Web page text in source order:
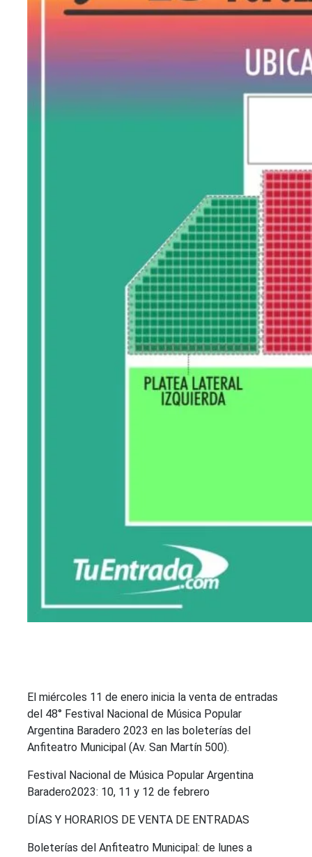
El miércoles 11 de enero inicia la venta de entradas
del 48° Festival Nacional de Música Popular
Argentina Baradero 2023 en las boleterías del
Anfiteatro Municipal (Av. San Martín 500).
Festival Nacional de Música Popular Argentina
Baradero2023: 10, 11 y 12 de febrero
DÍAS Y HORARIOS DE VENTA DE ENTRADAS
Boleterías del Anfiteatro Municipal: de lunes a